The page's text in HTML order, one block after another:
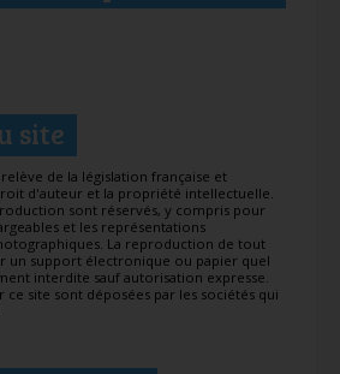
site
de la législation française et
d'auteur et la propriété intellectuelle.
sont réservés, y compris pour
et les représentations
La reproduction de tout
un support électronique ou papier quel
interdite sauf autorisation expresse.
ce site sont déposées par les sociétés qui